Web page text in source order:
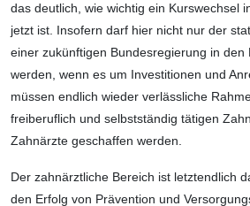
das deutlich, wie wichtig ein Kurswechsel
jetzt ist. Insofern darf hier nicht nur der
einer zukünftigen Bundesregierung in den
werden, wenn es um Investitionen und
müssen endlich wieder verlässliche
freiberuflich und selbstständig tätigen
Zahnärzte geschaffen werden.
Der zahnärztliche Bereich ist letztendlich
den Erfolg von Prävention und